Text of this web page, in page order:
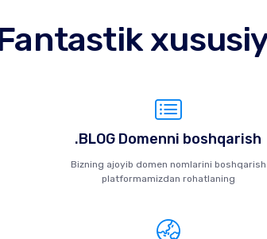
.BLOG Domenni boshqarish
Bizning ajoyib domen nomlarini boshqarish
platformamizdan rohatlaning